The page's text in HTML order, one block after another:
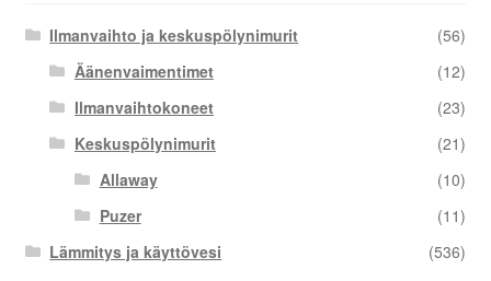
Ilmanvaihto ja keskuspölynimurit
(56)
Äänenvaimentimet
(12)
Ilmanvaihtokoneet
(23)
Keskuspölynimurit
(21)
Allaway
(10)
Puzer
(11)
Lämmitys ja käyttövesi
(536)